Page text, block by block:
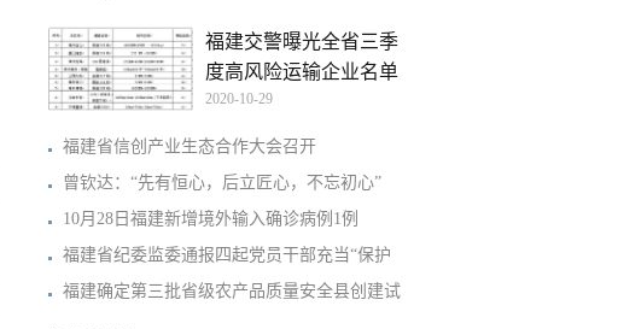
福建交警曝光全省三季
度高风险运输企业名单
和
2020-10-29
福建省信创产业生态合作大会召开
曾钦达：“先有恒心，后立匠心，不忘初心”
10月28日福建新增境外输入确诊病例1例
福建省纪委监委通报四起党员干部充当“保护
福建确定第三批省级农产品质量安全县创建试